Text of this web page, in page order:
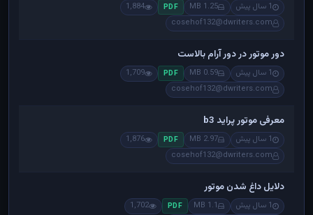
1 سال پیش 1.25 MB
PDF
1,884
cosehof132@dwriters.com
دور موتور در دور آرام بالاست
1 سال پیش 0.59 MB
PDF
1,709
cosehof132@dwriters.com
معرفی موتور پراید b3
1 سال پیش 2.97 MB
PDF
1,876
cosehof132@dwriters.com
دلایل داغ شدن موتور
1 سال پیش 1.1 MB
PDF
1,702